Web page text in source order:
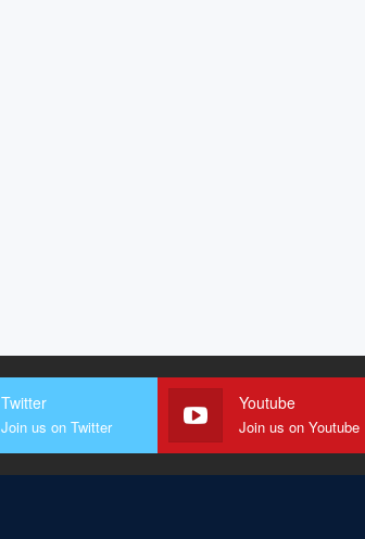
Twitter
Join us on Twitter
Youtube
Join us on Youtube